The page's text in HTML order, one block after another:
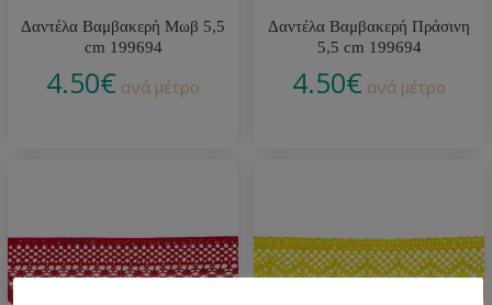
Δαντέλα Βαμβακερή Μωβ 5,5
cm 199694
4.50€ ανά μέτρο
Δαντέλα Βαμβακερή Πράσινη
5,5 cm 199694
4.50€ ανά μέτρο